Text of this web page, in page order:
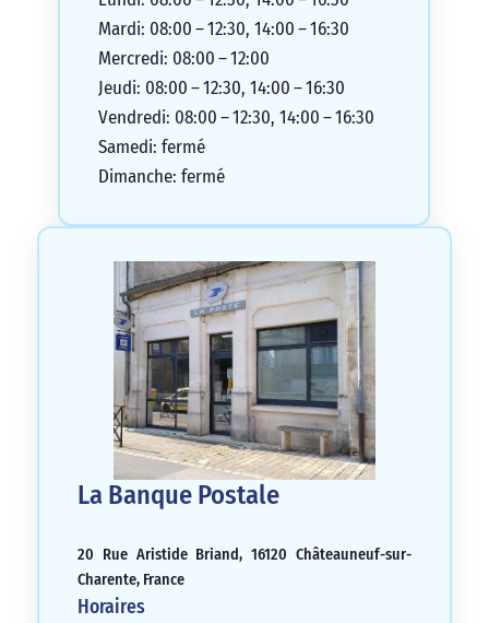
Mardi: 08:00 – 12:30, 14:00 – 16:30
Mercredi: 08:00 – 12:00
Jeudi: 08:00 – 12:30, 14:00 – 16:30
Vendredi: 08:00 – 12:30, 14:00 – 16:30
Samedi: fermé
Dimanche: fermé
La Banque Postale
20 Rue Aristide Briand, 16120 Châteauneuf-sur-
Charente, France
Horaires